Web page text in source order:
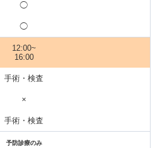
◯
◯
12:00~
16:00
手術・検査
×
手術・検査
予防診療のみ